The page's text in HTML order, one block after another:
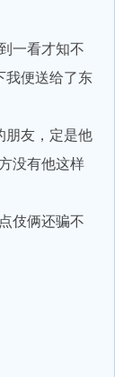
一看才知不
我便送给了东
友，定是他
没有他这样
伎俩还骗不